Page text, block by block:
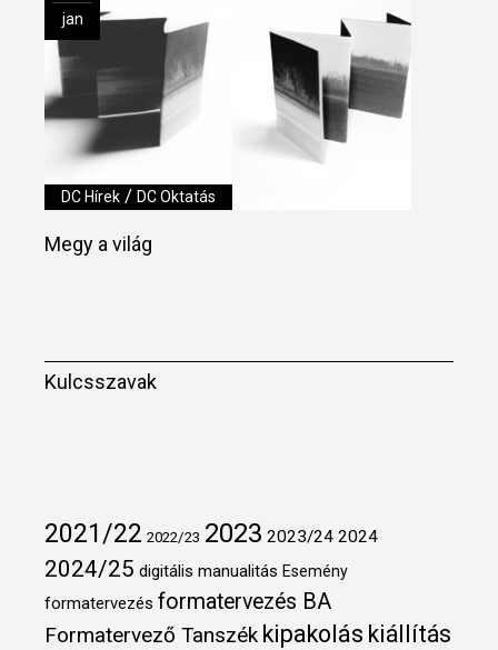
jan
DC Hírek /DC Oktatás
Megy a világ
Kulcsszavak
2021/22 2022/23 2023 2023/24 2024
2024/25 digitális manualitás Esemény
formatervezés formatervezés BA
Formatervező Tanszék kipakolás kiállítás